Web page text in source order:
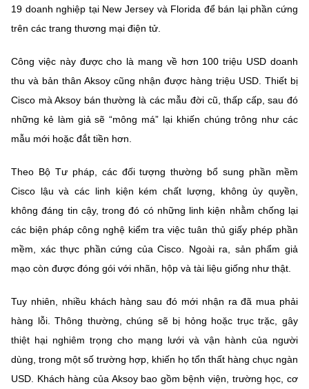
Tin tổng hợp
Tin địa phương
Bưu chính, Viễn thông
Sở hữu trí tuệ
Tiêu chuẩn, đo lường, chất lượng
Năng lượng nguyên tử
Videos
Voice
Nhiệm vụ trọng tâm
Vietnamese English
BỘ KHOA HỌC VÀ CÔNG NGHỆ
MINISTRY OF SCIENCE AND TECHNOLOGY
Điều khoản sử dụng Theo dõi MST: Góp ý
Cơ quan chủ quản: Bộ Khoa học và Công nghệ (MST)
Chịu trách nhiệm nội dung: Nguyễn Thị Hải Hằng
Giám đốc Trung tâm Truyền thông Khoa học và Công nghệ.
19 doanh nghiệp tại New Jersey và Florida để bán lại phần cứng
trên các trang thương mại điện tử.
Công việc này được cho là mang về hơn 100 triệu USD doanh
thu và bản thân Aksoy cũng nhận được hàng triệu USD. Thiết bị
Cisco mà Aksoy bán thường là các mẫu đời cũ, thấp cấp, sau đó
những kẻ làm giả sẽ “mông má” lại khiến chúng trông như các
mẫu mới hoặc đắt tiền hơn.
Theo Bộ Tư pháp, các đối tượng thường bổ sung phần mềm
Cisco lậu và các linh kiện kém chất lượng, không ủy quyền,
không đáng tin cậy, trong đó có những linh kiện nhằm chống lại
các biện pháp công nghệ kiểm tra việc tuân thủ giấy phép phần
mềm, xác thực phần cứng của Cisco. Ngoài ra, sản phẩm giả
mạo còn được đóng gói với nhãn, hộp và tài liệu giống như thật.
Tuy nhiên, nhiều khách hàng sau đó mới nhận ra đã mua phải
hàng lỗi. Thông thường, chúng sẽ bị hỏng hoặc trục trặc, gây
thiệt hại nghiêm trọng cho mạng lưới và vận hành của người
dùng, trong một số trường hợp, khiến họ tổn thất hàng chục ngàn
USD. Khách hàng của Aksoy bao gồm bệnh viện, trường học, cơ